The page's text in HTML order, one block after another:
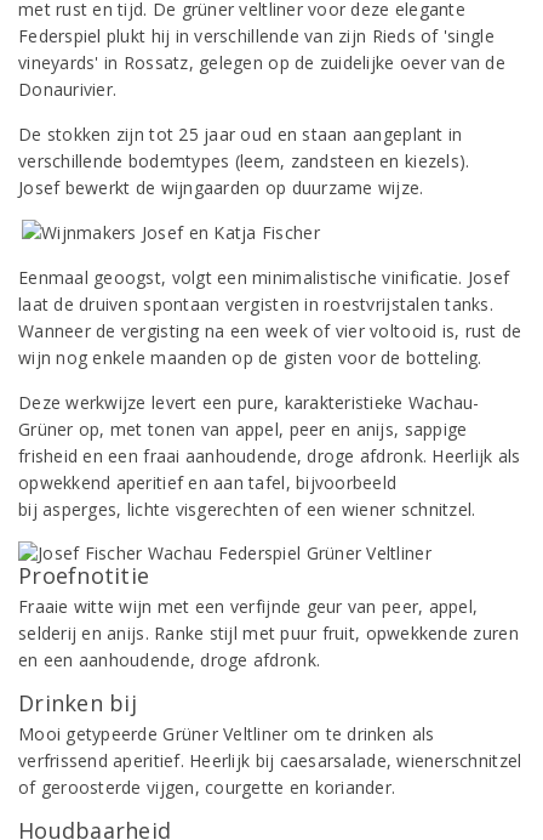
met rust en tijd. De grüner veltliner voor deze elegante
Federspiel plukt hij in verschillende van zijn Rieds of 'single
vineyards' in Rossatz, gelegen op de zuidelijke oever van de
Donaurivier.
De stokken zijn tot 25 jaar oud en staan aangeplant in
verschillende bodemtypes (leem, zandsteen en kiezels).
Josef bewerkt de wijngaarden op duurzame wijze.
Eenmaal geoogst, volgt een minimalistische vinificatie. Josef
laat de druiven spontaan vergisten in roestvrijstalen tanks.
Wanneer de vergisting na een week of vier voltooid is, rust de
wijn nog enkele maanden op de gisten voor de botteling.
Deze werkwijze levert een pure, karakteristieke Wachau-
Grüner op, met tonen van appel, peer en anijs, sappige
frisheid en een fraai aanhoudende, droge afdronk. Heerlijk als
opwekkend aperitief en aan tafel, bijvoorbeeld
bij asperges, lichte visgerechten of een wiener schnitzel.
Proefnotitie
Fraaie witte wijn met een verfijnde geur van peer, appel,
selderij en anijs. Ranke stijl met puur fruit, opwekkende zuren
en een aanhoudende, droge afdronk.
Drinken bij
Mooi getypeerde Grüner Veltliner om te drinken als
verfrissend aperitief. Heerlijk bij caesarsalade, wienerschnitzel
of geroosterde vijgen, courgette en koriander.
Houdbaarheid